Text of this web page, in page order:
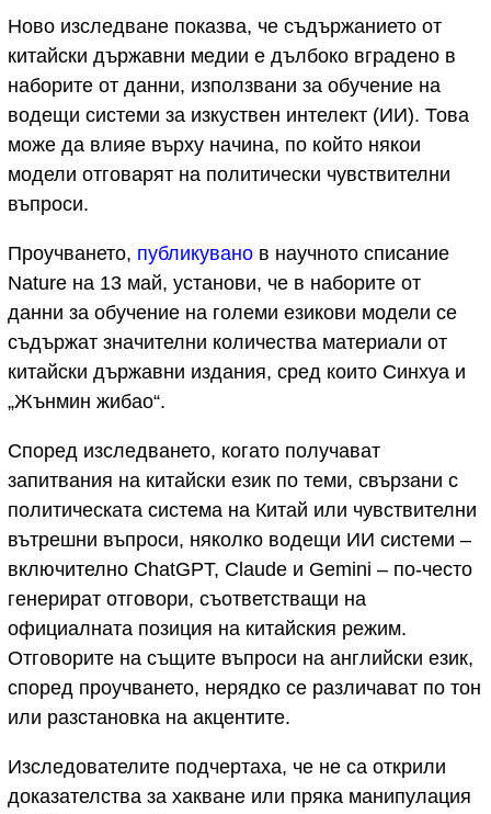
Ново изследване показва, че съдържанието от
китайски държавни медии е дълбоко вградено в
наборите от данни, използвани за обучение на
водещи системи за изкуствен интелект (ИИ). Това
може да влияе върху начина, по който някои
модели отговарят на политически чувствителни
въпроси.
Проучването, публикувано в научното списание
Nature на 13 май, установи, че в наборите от
данни за обучение на големи езикови модели се
съдържат значителни количества материали от
китайски държавни издания, сред които Синхуа и
„Жънмин жибао“.
Според изследването, когато получават
запитвания на китайски език по теми, свързани с
политическата система на Китай или чувствителни
вътрешни въпроси, няколко водещи ИИ системи –
включително ChatGPT, Claude и Gemini – по-често
генерират отговори, съответстващи на
официалната позиция на китайския режим.
Отговорите на същите въпроси на английски език,
според проучването, нерядко се различават по тон
или разстановка на акцентите.
Изследователите подчертаха, че не са открили
доказателства за хакване или пряка манипулация